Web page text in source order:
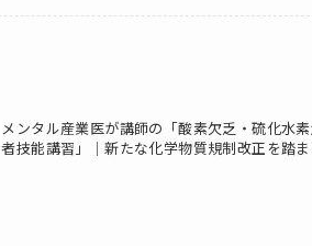
メンタル産業医が講師の「酸素欠乏・硫化水
者技能講習」｜新たな化学物質規制改正を踏